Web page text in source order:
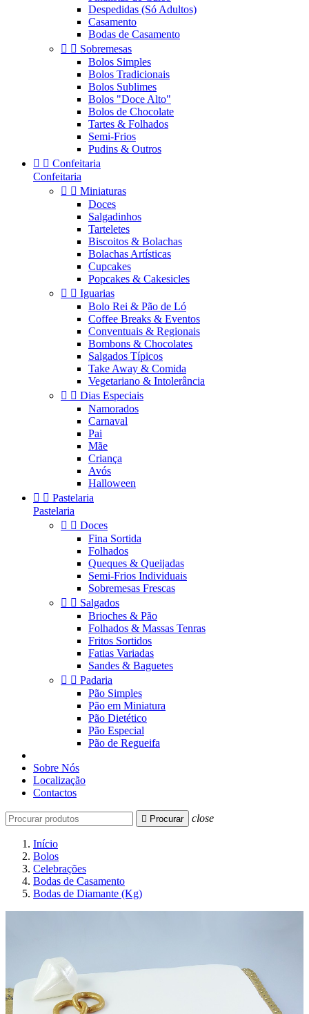
Despedidas (Só Adultos)
Casamento
Bodas de Casamento
  Sobremesas
Bolos Simples
Bolos Tradicionais
Bolos Sublimes
Bolos "Doce Alto"
Bolos de Chocolate
Tartes & Folhados
Semi-Frios
Pudins & Outros
  Confeitaria
Confeitaria
  Miniaturas
Doces
Salgadinhos
Tarteletes
Biscoitos & Bolachas
Bolachas Artísticas
Cupcakes
Popcakes & Cakesicles
  Iguarias
Bolo Rei & Pão de Ló
Coffee Breaks & Eventos
Conventuais & Regionais
Bombons & Chocolates
Salgados Típicos
Take Away & Comida
Vegetariano & Intolerância
  Dias Especiais
Namorados
Carnaval
Pai
Mãe
Criança
Avós
Halloween
  Pastelaria
Pastelaria
  Doces
Fina Sortida
Folhados
Queques & Queijadas
Semi-Frios Individuais
Sobremesas Frescas
  Salgados
Brioches & Pão
Folhados & Massas Tenras
Fritos Sortidos
Fatias Variadas
Sandes & Baguetes
  Padaria
Pão Simples
Pão em Miniatura
Pão Dietético
Pão Especial
Pão de Regueifa
Sobre Nós
Localização
Contactos
 Procurar close
Início
Bolos
Celebrações
Bodas de Casamento
Bodas de Diamante (Kg)